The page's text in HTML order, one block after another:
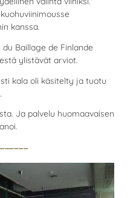
kanssa.
Baillage de Finlande
ylistävät arviot.
kala oli käsitelty ja tuotu
Ja palvelu huomaavaisen